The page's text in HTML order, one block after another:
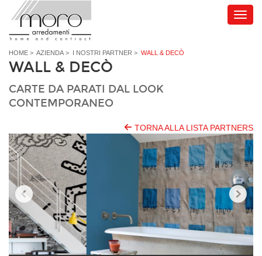
HOME > AZIENDA > I NOSTRI PARTNER > WALL & DECÒ
WALL & DECÒ
CARTE DA PARATI DAL LOOK
CONTEMPORANEO
TORNA ALLA LISTA PARTNERS